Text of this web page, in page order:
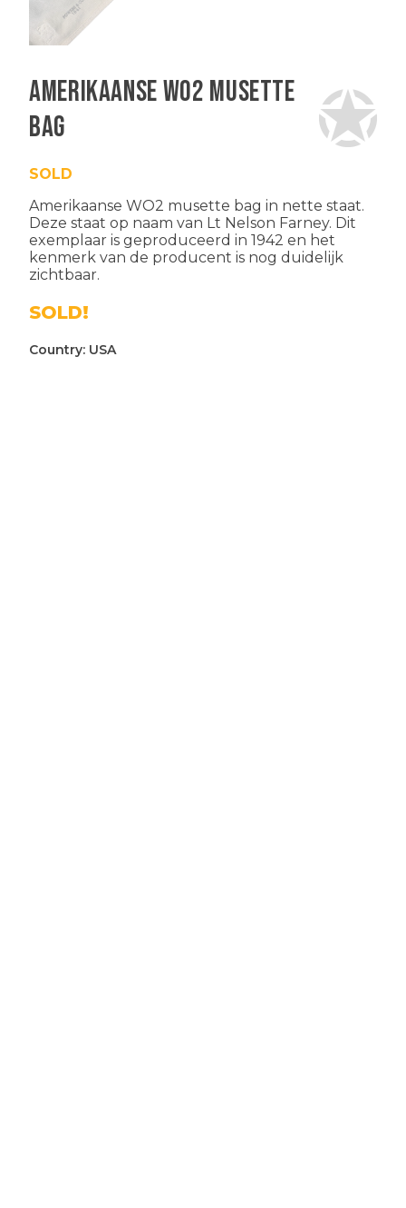
Amerikaanse WO2 musette
bag
SOLD
Amerikaanse WO2 musette bag in nette staat.
Deze staat op naam van Lt Nelson Farney. Dit
exemplaar is geproduceerd in 1942 en het
kenmerk van de producent is nog duidelijk
zichtbaar.
SOLD!
Country: USA